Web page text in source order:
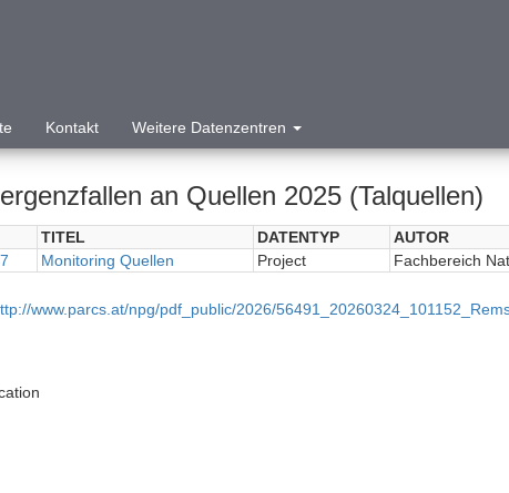
Kontakt Weitere Datenzentren
an Quellen 2025 (Talquellen)
TITEL DATENTYP AUTOR
Monitoring Quellen Project Fachbereich
www.parcs.at/npg/pdf_public/2026/